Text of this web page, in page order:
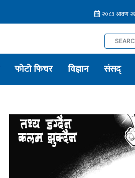
फोटो फिचर विज्ञान संसद्